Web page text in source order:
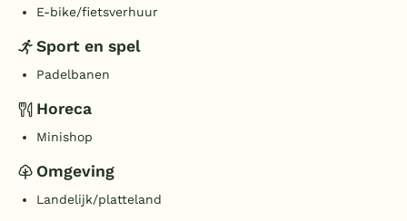
E-bike/fietsverhuur
Sport en spel
Padelbanen
Horeca
Minishop
Omgeving
Landelijk/platteland